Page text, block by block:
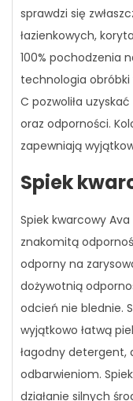
sprawdzi się
łazienkowych,
100% pochodzenia
technologia
C pozwoliła
oraz odporności.
zapewniają
Spiek
Spiek kwarcowy
znakomitą
odporny na
dożywotnią
odcień nie blednie.
wyjątkowo łatwą
łagodny detergent,
odbarwieniom.
działanie silnych